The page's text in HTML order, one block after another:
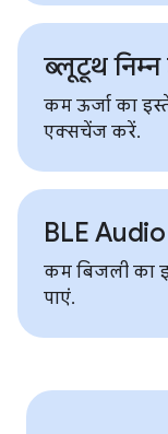
ब्‍लूटूथ निम्‍न
कम ऊर्जा का
एक्सचेंज करें.
BLE Audio
कम बिजली का
पाएं.